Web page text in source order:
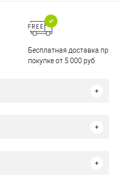
Бесплатная доставка при
покупке от 5 000 руб